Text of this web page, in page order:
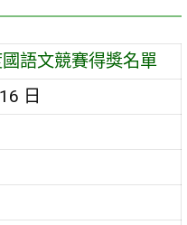
語文競賽得獎名單
日